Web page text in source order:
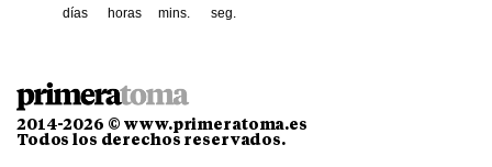
días horas mins. seg.
2014-2026 © www.primeratoma.es
Todos los derechos reservados.